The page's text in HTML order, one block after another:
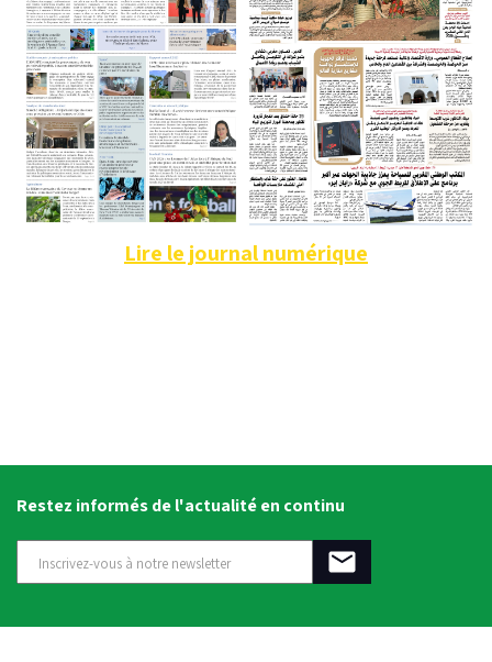
Lire le journal numérique
Restez informés de l'actualité en continu